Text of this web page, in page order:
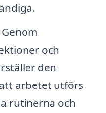
Genom
och
den
arbetet utförs
rutinerna och